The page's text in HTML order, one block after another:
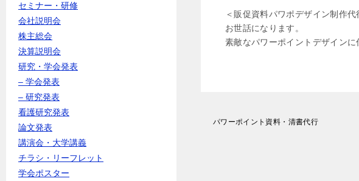
＜販促資料パワポデザイン制作代
お世話になります。
素敵なパワーポイントデザインに
パワーポイント資料・清書代行
セミナー・研修
会社説明会
株主総会
決算説明会
研究・学会発表
– 学会発表
– 研究発表
看護研究発表
論文発表
講演会・大学講義
チラシ・リーフレット
学会ポスター